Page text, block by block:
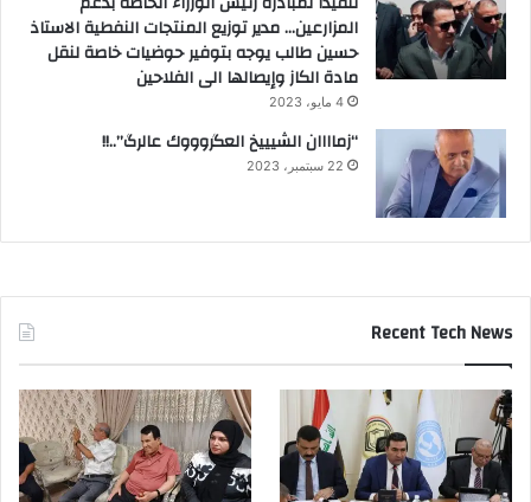
المزارعين… مدير توزيع المنتجات النفطية الاستاذ
حسين طالب يوجه بتوفير حوضيات خاصة لنقل
مادة الكاز وإيصالها الى الفلاحين
4 مايو، 2023
“زماااان الشيييخ العگروووك عالرگ”..!!
22 سبتمبر، 2023
Recent Tech News